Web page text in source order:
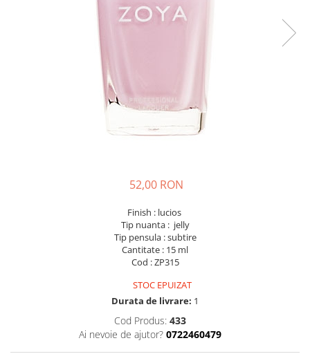
52,00 RON
Finish : lucios
Tip nuanta : jelly
Tip pensula : subtire
Cantitate : 15 ml
Cod : ZP315
STOC EPUIZAT
Durata de livrare: 1
Cod Produs: 433
Ai nevoie de ajutor? 0722460479